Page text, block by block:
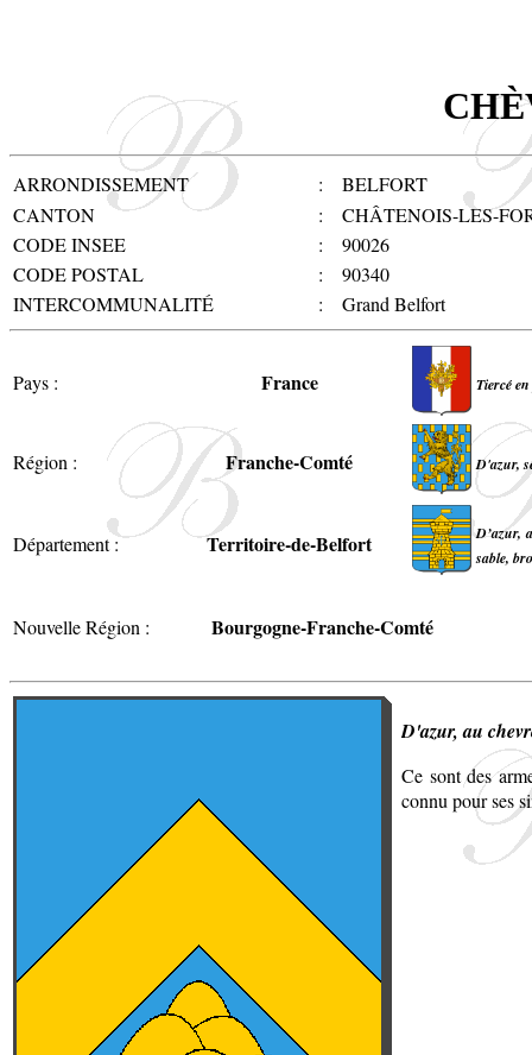
ARRONDISSEMENT :
BELFORT
CANTON
:
CHÂTENOIS-LES-
CODE INSEE
:
90026
CODE POSTAL
:
90340
INTERCOMMUNALITÉ
: Grand Belfort
Pays : France Tiercé
Région : Franche-Comté D'azur,
Département : Territoire-de-Belfort
D’azur,
sable,
Nouvelle Région : Bourgogne-Franche-Comté
D'azur, au
Ce sont des
connu pour ses